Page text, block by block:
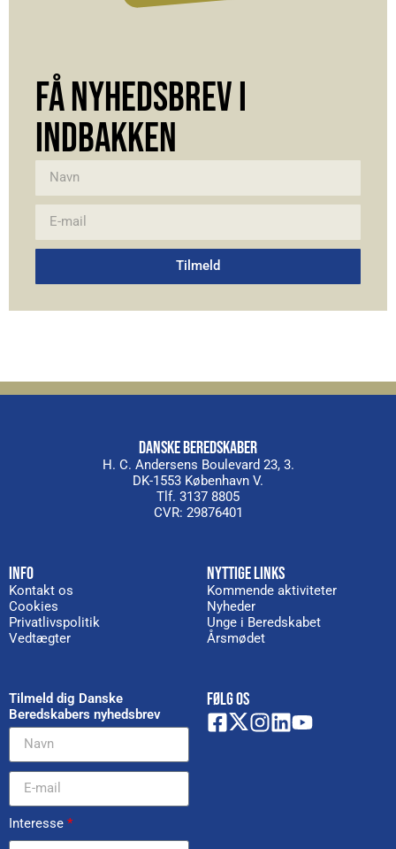
FÅ NYHEDSBREV I
INDBAKKEN
Tilmeld
DANSKE BEREDSKABER
H. C. Andersens Boulevard 23, 3.
DK-1553 København V.
Tlf. 3137 8805
CVR: 29876401
INFO
Kontakt os
Cookies
Privatlivspolitik
Vedtægter
NYTTIGE LINKS
Kommende aktiviteter
Nyheder
Unge i Beredskabet
Årsmødet
Tilmeld dig Danske
Beredskabers nyhedsbrev
Interesse *
FØLG OS